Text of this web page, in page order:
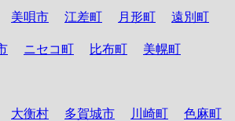
美唄市 江差町 月形町 遠別町
ニセコ町 比布町 美幌町
大衡村 多賀城市 川崎町 色麻町